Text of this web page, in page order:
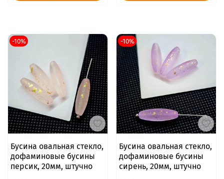
-10%
Бусина овальная стекло,
дофаминовые бусины
персик, 20мм, штучно
-10%
Бусина овальная стекло,
дофаминовые бусины
сирень, 20мм, штучно